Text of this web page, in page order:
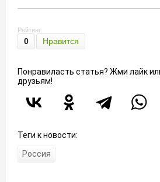
Рейтинг:
0 Нравится
Понравиласть статья? Жми лайк
друзьям!
Теги к новости:
Россия